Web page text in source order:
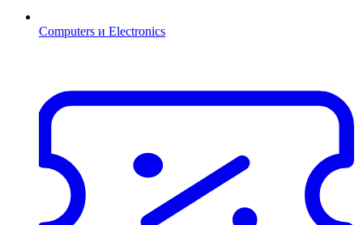
Computers и Electronics